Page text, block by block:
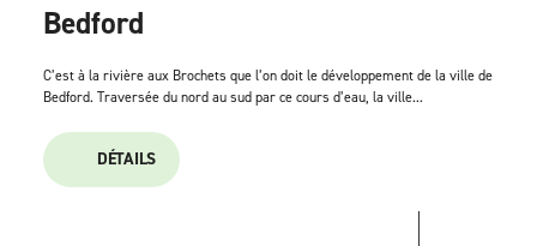
Bedford
C’est à la rivière aux Brochets que l’on doit le développement de la ville de
Bedford. Traversée du nord au sud par ce cours d’eau, la ville...
DÉTAILS